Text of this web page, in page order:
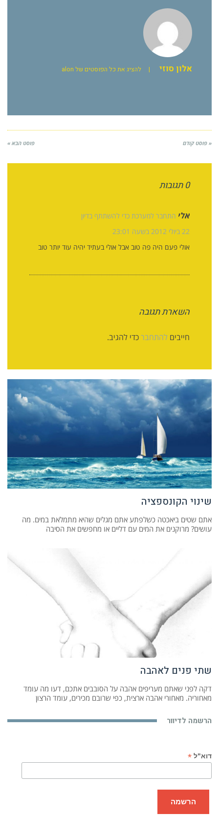
אלון סוזי | להציג את כל הפוסטים של alon
« פוסט קודם פוסט הבא »
0 תגובות
אלי התחבר למערכת כדי להשתתף בדיון
22 ביולי 2012 בשעה 23:01
אולי פעם היה פה טוב אבל אולי בעתיד יהיה עוד יותר טוב
השארת תגובה
חייבים להתחברכדי להגיב.
שינוי הקונספציה
אתם שטים ביאכטה כשלפתע אתם מגלים שהיא מתמלאת במים. מה
עושים? מרוקנים את המים עם דליים או מחפשים את הסיבה
שתי פנים לאהבה
דקה לפני שאתם מעריפים אהבה על הסובבים אתכם, דעו מה עומד
מאחוריה. מאחורי אהבה ארצית, כפי שרובם מכירים, עומד הרצון
הרשמה לדיוור
דוא"ל *